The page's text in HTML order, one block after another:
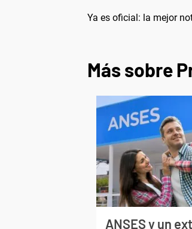
Ya es oficial: la mejor
Más sobre
ANSES y un